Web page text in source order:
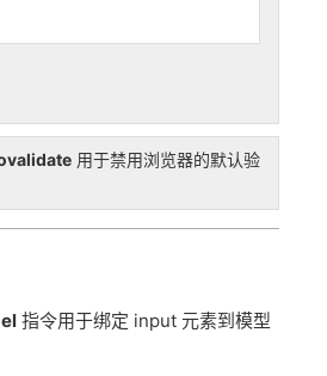
用于禁用浏览器的默认验
指令用于绑定 input 元素到模型